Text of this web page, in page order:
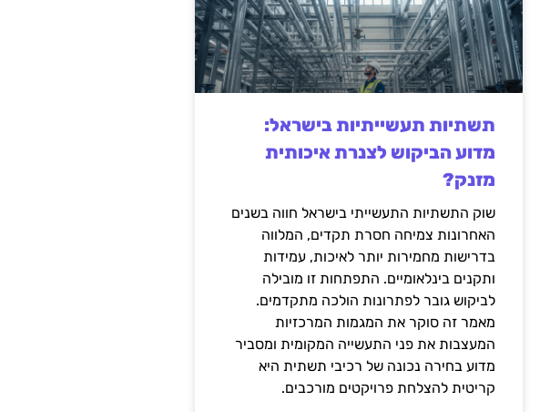
תשתיות תעשייתיות בישראל:
מדוע הביקוש לצנרת איכותית
מזנק?
שוק התשתיות התעשייתי בישראל חווה בשנים
האחרונות צמיחה חסרת תקדים, המלווה
בדרישות מחמירות יותר לאיכות, עמידות
ותקנים בינלאומיים. התפתחות זו מובילה
לביקוש גובר לפתרונות הולכה מתקדמים.
מאמר זה סוקר את המגמות המרכזיות
המעצבות את פני התעשייה המקומית ומסביר
מדוע בחירה נכונה של רכיבי תשתית היא
קריטית להצלחת פרויקטים מורכבים.